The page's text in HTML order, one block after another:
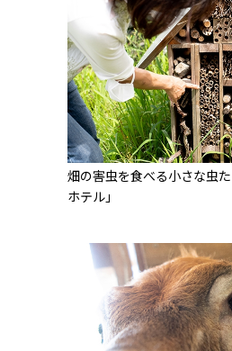
畑の害虫を食べる小さな虫
ホテル」